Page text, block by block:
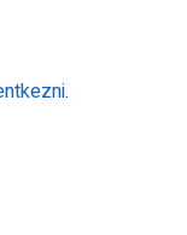
.